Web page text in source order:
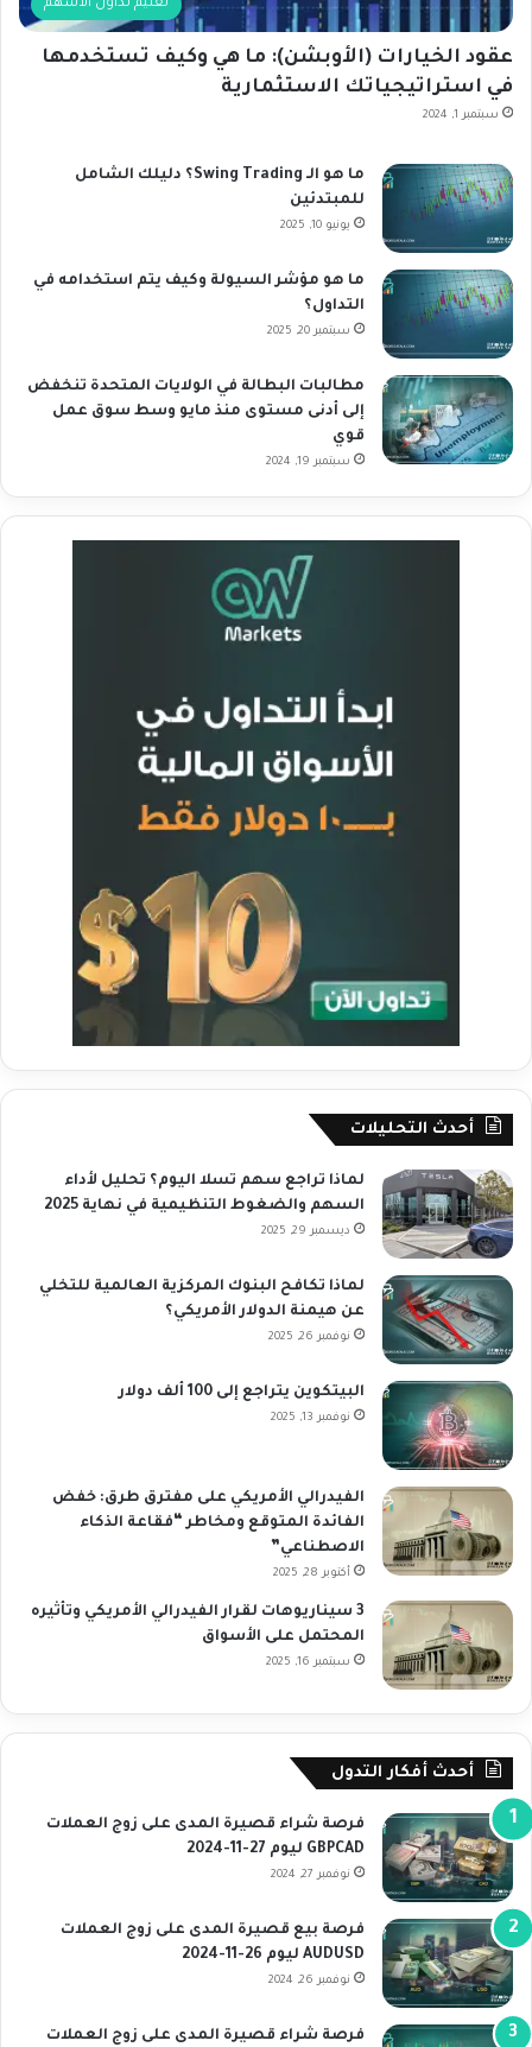
تعليم تداول الأسهم
عقود الخيارات (الأوبشن): ما هي وكيف تستخدمها
في استراتيجياتك الاستثمارية
سبتمبر 1, 2024
ما هو الـ Swing Trading؟ دليلك الشامل
للمبتدئين
يونيو 10, 2025
ما هو مؤشر السيولة وكيف يتم استخدامه في
التداول؟
سبتمبر 20, 2025
مطالبات البطالة في الولايات المتحدة تنخفض
إلى أدنى مستوى منذ مايو وسط سوق عمل
قوي
سبتمبر 19, 2024
أحدث التحليلات
لماذا تراجع سهم تسلا اليوم؟ تحليل لأداء
السهم والضغوط التنظيمية في نهاية 2025
ديسمبر 29, 2025
لماذا تكافح البنوك المركزية العالمية للتخلي
عن هيمنة الدولار الأمريكي؟
نوفمبر 26, 2025
البيتكوين يتراجع إلى 100 ألف دولار
نوفمبر 13, 2025
الفيدرالي الأمريكي على مفترق طرق: خفض
الفائدة المتوقع ومخاطر “فقاعة الذكاء
الاصطناعي”
أكتوبر 28, 2025
3 سيناريوهات لقرار الفيدرالي الأمريكي وتأثيره
المحتمل على الأسواق
سبتمبر 16, 2025
أحدث أفكار التدول
فرصة شراء قصيرة المدى على زوج العملات
GBPCAD ليوم 27-11-2024
نوفمبر 27, 2024
فرصة بيع قصيرة المدى على زوج العملات
AUDUSD ليوم 26-11-2024
نوفمبر 26, 2024
فرصة شراء قصيرة المدى على زوج العملات